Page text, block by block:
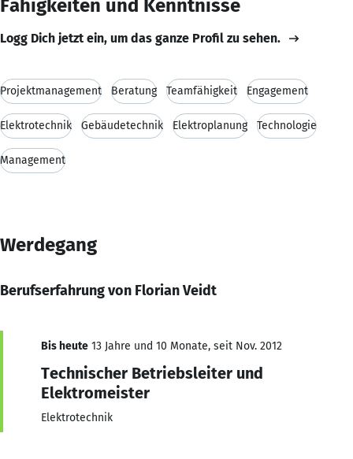
Fähigkeiten und Kenntnisse
Logg Dich jetzt ein, um das ganze Profil zu sehen.
Projektmanagement Beratung Teamfähigkeit Engagement
Elektrotechnik Gebäudetechnik Elektroplanung Technologie
Management
Werdegang
Berufserfahrung von Florian Veidt
Bis heute 13 Jahre und 10 Monate, seit Nov. 2012
Technischer Betriebsleiter und
Elektromeister
Elektrotechnik